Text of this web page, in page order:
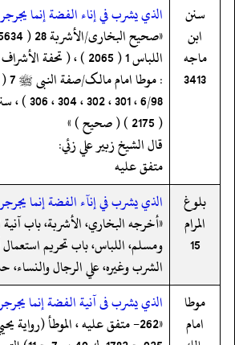
سنن
ابن
ماجه
3413
الذي يشرب في إناء الفضة إنما
( 2175 ) ( صحیح ) »
قال الشيخ زبير علي زئي:
متفق عليه
بلوغ
المرام
15
‏‏‏‏الذي يشرب في إنآء الفضة إنما
ومسلم، اللباس، باب تحريم
الشرب وغيره، علي الرجال والنساء،
موطا
امام
الذي يشرب فى آنية الفضة إنما